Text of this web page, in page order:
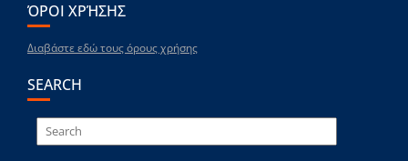
ΌΡΟΙ ΧΡΉΣΗΣ
Διαβάστε εδώ τους όρους χρήσης
SEARCH